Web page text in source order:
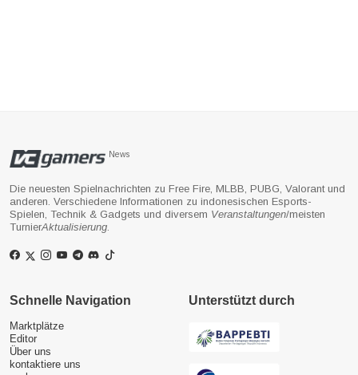
News
Die neuesten Spielnachrichten zu Free Fire, MLBB, PUBG, Valorant und
anderen. Verschiedene Informationen zu indonesischen Esports-
Spielen, Technik & Gadgets und diversem Veranstaltungen/meisten
TurnierAktualisierung.
Schnelle Navigation
Marktplätze
Editor
Über uns
kontaktiere uns
Unterstützt durch